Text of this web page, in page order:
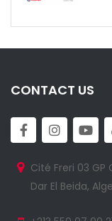
CONTACT US
Cité Freri 03 GP
Dar El Beida,